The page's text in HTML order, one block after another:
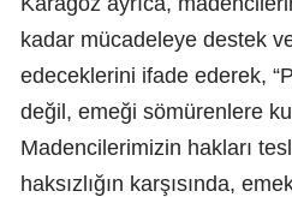
kadar mücadeleye destek
edeceklerini ifade ederek,
değil, emeği sömürenlere
Madencilerimizin hakları
haksızlığın karşısında,